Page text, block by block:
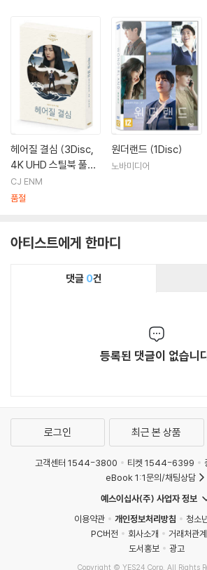
헤어질 결심 (3Disc,
4K UHD 스틸북 풀슬
립 A Ver) : 블루레이
CJ ENM
품절
원더랜드 (1Disc)
노바미디어
아티스트에게 한마디
댓글 0건
등록된 댓글이 없습니
로그인 최근 본 상품
고객센터 1544-3800 티켓 1544-6399
eBook 1:1문의/채팅상담
예스이십사(주) 사업자 정보
이용약관
개인정보처리방침
청소
PC버전
회사소개
거래처관
도서홍보
광고
Copyright © YES24 Corp. All Rights